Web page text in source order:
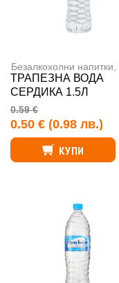
Безалкохолни напитки
ТРАПЕЗНА ВОДА
СЕРДИКА 1.5Л
0.59 €
0.50 € (0.98 лв.)
КУПИ